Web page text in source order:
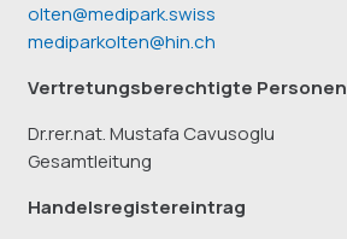
olten@medipark.swiss
mediparkolten@hin.ch
Vertretungsberechtigte Personen
Dr.rer.nat. Mustafa Cavusoglu
Gesamtleitung
Handelsregistereintrag